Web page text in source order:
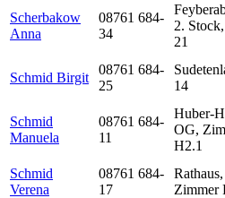
Scherbakow
Anna
08761 684-
34
2.
21
Schmid Birgit
08761 684-
25
14
Schmid
Manuela
08761 684-
11
Huber-
OG,
H2.1
Schmid
Verena
08761 684-
17
Zimmer